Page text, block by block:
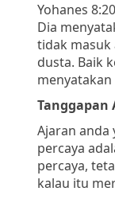
Yohanes
Dia
tidak masuk
dusta. Baik
menyatakan
Tanggapan
Ajaran anda
percaya
percaya,
kalau itu